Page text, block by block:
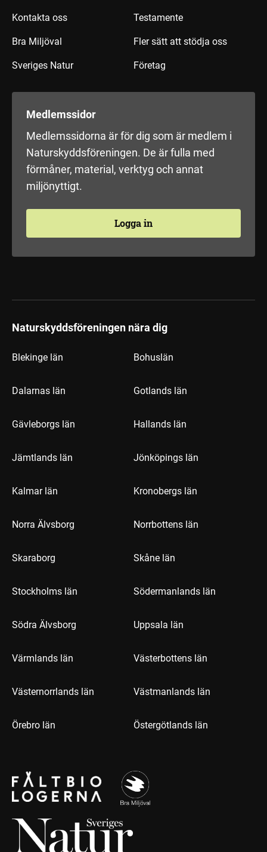
Kontakta oss
Bra Miljöval
Sveriges Natur
Testamente
Fler sätt att stödja oss
Företag
Medlemssidor
Medlemssidorna är för dig som är medlem i
Naturskyddsföreningen. De är fulla med
förmåner, material, verktyg och annat
miljönyttigt.
Logga in
Naturskyddsföreningen nära dig
Blekinge län Bohuslän
Dalarnas län Gotlands län
Gävleborgs län Hallands län
Jämtlands län Jönköpings län
Kalmar län Kronobergs län
Norra Älvsborg Norrbottens län
Skaraborg Skåne län
Stockholms län Södermanlands län
Södra Älvsborg Uppsala län
Värmlands län Västerbottens län
Västernorrlands län Västmanlands län
Örebro län Östergötlands län